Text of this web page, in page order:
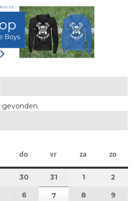
woensdag
do donderdag
vr vrijdag
za zaterdag
zo
29 juli 2026
30 30 juli 2026
31 31 juli 2026
11 augustus
2
2026
5 augustus 2026
6 6 augustus 2026
7 7 augustus 2026
8 8 augustus
9